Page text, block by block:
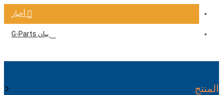
أخبار
بيان G-Parts
المنتج